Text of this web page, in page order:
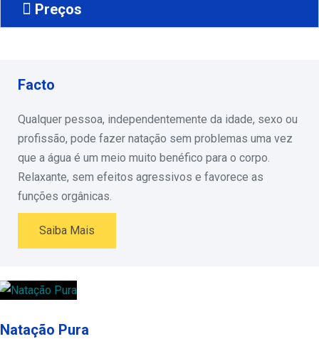
Preços
Facto
Qualquer pessoa, independentemente da idade, sexo ou
profissão, pode fazer natação sem problemas uma vez
que a água é um meio muito benéfico para o corpo.
Relaxante, sem efeitos agressivos e favorece as
funções orgânicas.
Saiba Mais
Natação Pura